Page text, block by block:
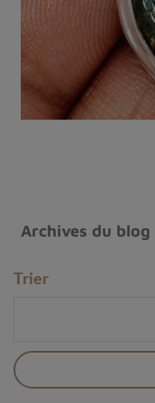
ne sont pas
celles et ceux qui
cultiver la clarté
alignée
. Une pierre
veulent créer leur
Archives du blog
Trier